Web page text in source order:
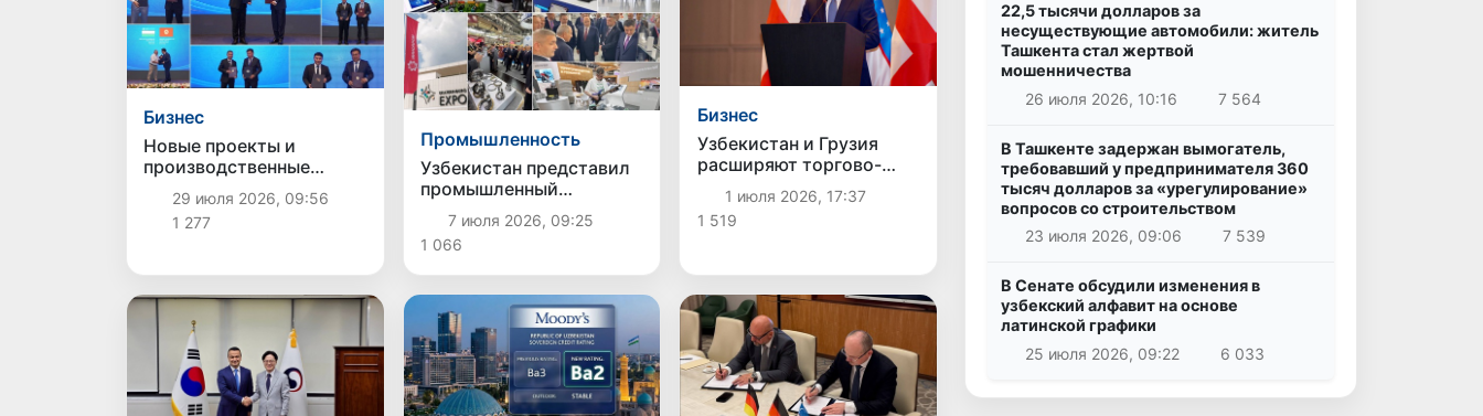
Бизнес
Новые проекты и
производственные
связи: Узбекистан и
Кыргызстан углубляют
сотрудничество
29 июля 2026, 09:56
1 277
Промышленность
Узбекистан представил
промышленный
потенциал на выставке
«ИННОПРОМ-2026» в
Екатеринбурге
7 июля 2026, 09:25
1 066
Бизнес
Узбекистан и Грузия
расширяют торгово-
экономическое и
инвестиционное
сотрудничество в
1 июля 2026, 17:37
1 519
22,5 тысячи долларов за
несуществующие автомобили: житель
Ташкента стал жертвой
мошенничества
26 июля 2026, 10:16
7 564
В Ташкенте задержан вымогатель,
требовавший у предпринимателя 360
тысяч долларов за «урегулирование»
вопросов со строительством
23 июля 2026, 09:06
7 539
В Сенате обсудили изменения в
узбекский алфавит на основе
латинской графики
25 июля 2026, 09:22
6 033